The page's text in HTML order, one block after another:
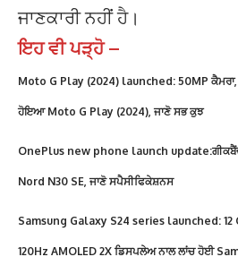
ਜਾਣਕਾਰੀ ਨਹੀਂ ਹੈ।
ਇਹ ਵੀ ਪੜ੍ਹੋ –
Moto G Play (2024) launched: 50MP
ਹੋਇਆ Moto G Play (2024), ਜਾਣੋ ਸਭ ਕੁਝ
OnePlus new phone launch
Nord N30 SE, ਜਾਣੋ ਸਪੈਸੀਫਿਕੇਸ਼ਨਸ
Samsung Galaxy S24 series launched:
120Hz AMOLED 2X ਡਿਸਪਲੇਅ ਨਾਲ ਲਾਂਚ ਹੋਈ